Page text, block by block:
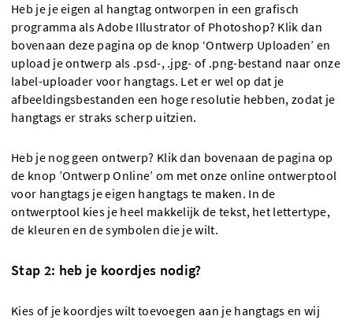
Heb je je eigen al hangtag ontworpen in een grafisch
programma als Adobe Illustrator of Photoshop? Klik dan
bovenaan deze pagina op de knop ‘Ontwerp Uploaden’ en
upload je ontwerp als .psd-, .jpg- of .png-bestand naar onze
label-uploader voor hangtags. Let er wel op dat je
afbeeldingsbestanden een hoge resolutie hebben, zodat je
hangtags er straks scherp uitzien.
Heb je nog geen ontwerp? Klik dan bovenaan de pagina op
de knop ’Ontwerp Online’ om met onze online ontwerptool
voor hangtags je eigen hangtags te maken. In de
ontwerptool kies je heel makkelijk de tekst, het lettertype,
de kleuren en de symbolen die je wilt.
Stap 2: heb je koordjes nodig?
Kies of je koordjes wilt toevoegen aan je hangtags en wij